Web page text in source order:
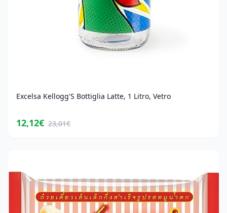
Excelsa Kellogg'S Bottiglia Latte, 1 Litro, Vetro
12,12€ 23,01€